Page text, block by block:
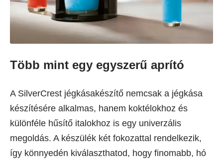
Több mint egy egyszerű aprító
A SilverCrest jégkásakészítő nemcsak a jégkása
készítésére alkalmas, hanem koktélokhoz és
különféle hűsítő italokhoz is egy univerzális
megoldás. A készülék két fokozattal rendelkezik,
így könnyedén kiválaszthatod, hogy finomabb, hó